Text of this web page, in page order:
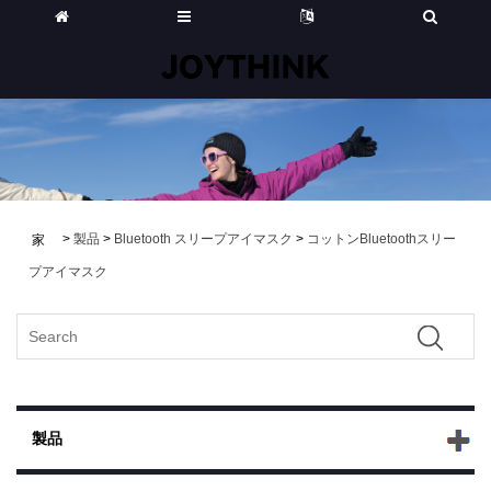
家 > 製品 > Bluetooth スリープアイマスク > コットンBluetoothスリー
プアイマスク
製品